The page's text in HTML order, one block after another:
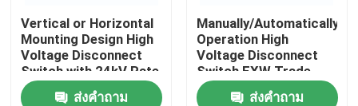
Vertical or Horizontal
Mounting Design High
Voltage Disconnect
Switch with 24kV Rate
Voltage
ส่งคำถาม
Manually/Automatically
Operation High
Voltage Disconnect
Switch EXW Trade
Terms Product
ส่งคำถาม